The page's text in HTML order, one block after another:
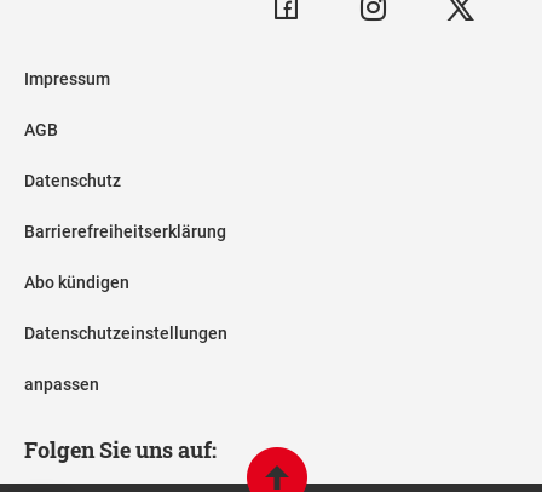
Impressum
AGB
Datenschutz
Barrierefreiheitserklärung
Abo kündigen
Datenschutzeinstellungen
anpassen
Folgen Sie uns auf: